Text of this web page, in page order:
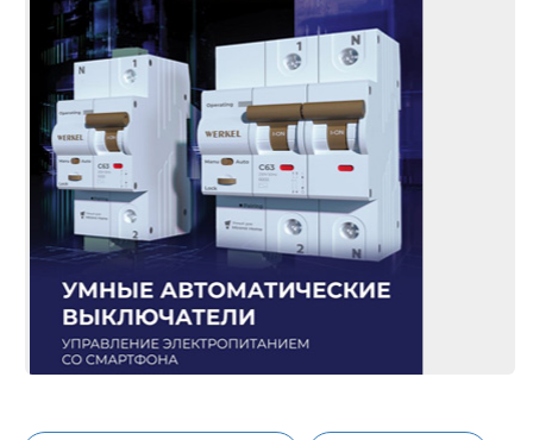
Светодиодные
светильники
Лампы
накаливания/
галоген/
энергосберегающие
Светодиодные
лампы